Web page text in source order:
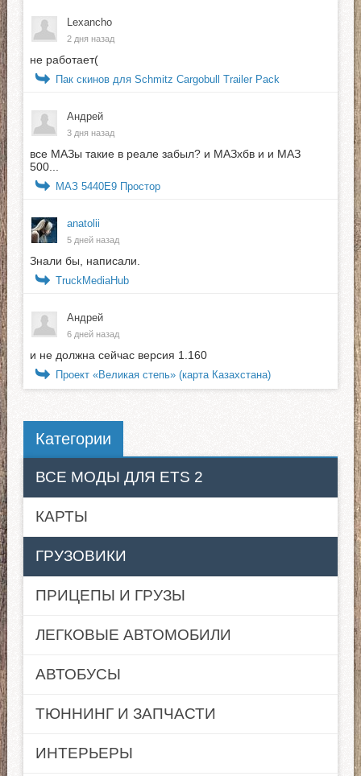
Lexancho
2 дня назад
не работает(
Пак скинов для Schmitz Cargobull Trailer Pack
Андрей
3 дня назад
все МАЗы такие в реале забыл? и МАЗхбв и и МАЗ
500...
МАЗ 5440E9 Простор
anatolii
5 дней назад
Знали бы, написали.
TruckMediaHub
Андрей
6 дней назад
и не должна сейчас версия 1.160
Проект «Великая степь» (карта Казахстана)
Категории
ВСЕ МОДЫ ДЛЯ ETS 2
КАРТЫ
ГРУЗОВИКИ
ПРИЦЕПЫ И ГРУЗЫ
ЛЕГКОВЫЕ АВТОМОБИЛИ
АВТОБУСЫ
ТЮННИНГ И ЗАПЧАСТИ
ИНТЕРЬЕРЫ